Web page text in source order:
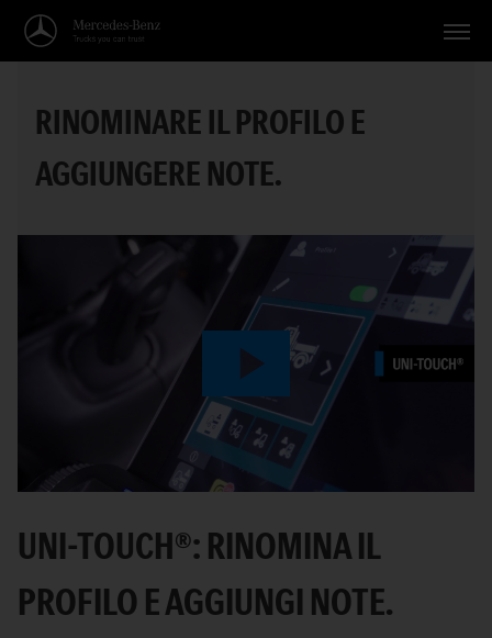
Applicazioni
Temi
Servizio
Ricerca
RINOMINARE IL PROFILO E
AGGIUNGERE NOTE.
Play
Video
UNI-TOUCH®: RINOMINA IL
PROFILO E AGGIUNGI NOTE.